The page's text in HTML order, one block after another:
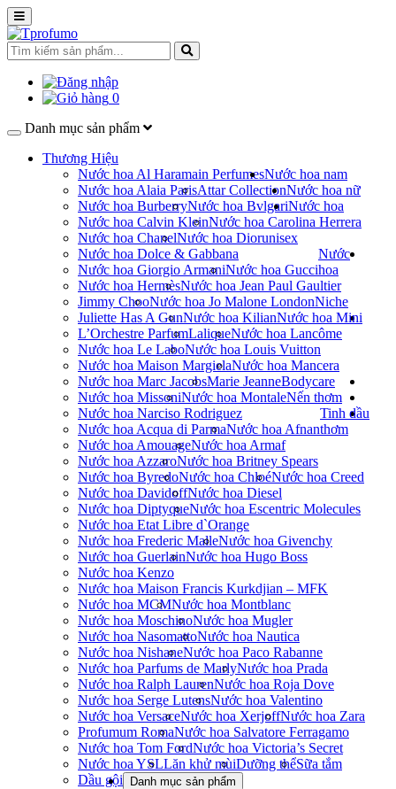
0
Danh mục sản phẩm
Thương Hiệu
Nước hoa Al Haramain Perfumes
Nước hoa Alaia ParisAttar Collection
Nước hoa BurberryNước hoa Bvlgari
Nước hoa Calvin KleinNước hoa Carolina Herrera
Nước hoa ChanelNước hoa Dior
Nước hoa Dolce & Gabbana
Nước hoa Giorgio ArmaniNước hoa Gucci
Nước hoa HermèsNước hoa Jean Paul Gaultier
Jimmy ChooNước hoa Jo Malone London
Juliette Has A GunNước hoa Kilian
L’Orchestre ParfumLaliqueNước hoa Lancôme
Nước hoa Le LaboNước hoa Louis Vuitton
Nước hoa Maison MargielaNước hoa Mancera
Nước hoa Marc JacobsMarie Jeanne
Nước hoa MissoniNước hoa Montale
Nước hoa Narciso Rodriguez
Nước hoa Acqua di ParmaNước hoa Afnan
Nước hoa AmouageNước hoa Armaf
Nước hoa AzzaroNước hoa Britney Spears
Nước hoa ByredoNước hoa ChloéNước hoa Creed
Nước hoa DavidoffNước hoa Diesel
Nước hoa DiptyqueNước hoa Escentric Molecules
Nước hoa Etat Libre d`Orange
Nước hoa Frederic MalleNước hoa Givenchy
Nước hoa GuerlainNước hoa Hugo Boss
Nước hoa Kenzo
Nước hoa Maison Francis Kurkdjian – MFK
Nước hoa MCMNước hoa Montblanc
Nước hoa MoschinoNước hoa Mugler
Nước hoa NasomattoNước hoa Nautica
Nước hoa NishaneNước hoa Paco Rabanne
Nước hoa Parfums de MarlyNước hoa Prada
Nước hoa Ralph LaurenNước hoa Roja Dove
Nước hoa Serge LutensNước hoa Valentino
Nước hoa VersaceNước hoa XerjoffNước hoa Zara
Profumum RomaNước hoa Salvatore Ferragamo
Nước hoa Tom FordNước hoa Victoria’s Secret
Nước hoa YSL
Nước hoa nam
Nước hoa nữ
Nước hoa
unisex
Nước
hoa
Niche
Nước hoa Mini
Bodycare
Lăn khử mùiDưỡng thểSữa tắm
Dầu gội
Nến thơm
Tinh dầu
thơm
Danh mục sản phẩm